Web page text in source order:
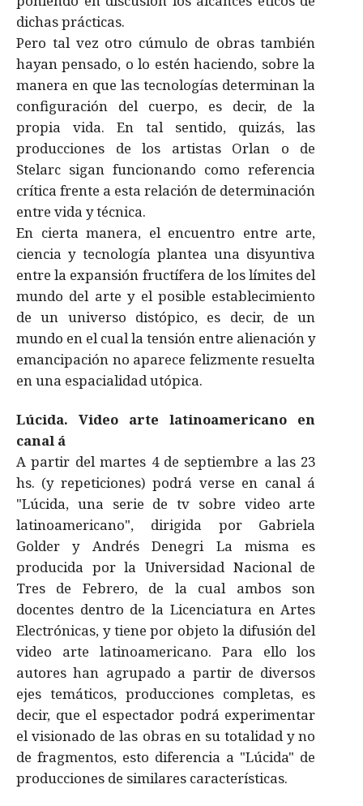
dichas prácticas.
Pero tal vez otro cúmulo de obras también
hayan pensado, o lo estén haciendo, sobre la
manera en que las tecnologí­as determinan la
configuración del cuerpo, es decir, de la
propia vida. En tal sentido, quizás, las
producciones de los artistas Orlan o de
Stelarc sigan funcionando como referencia
crí­tica frente a esta relación de determinación
entre vida y técnica.
En cierta manera, el encuentro entre arte,
ciencia y tecnologí­a plantea una disyuntiva
entre la expansión fructí­fera de los lí­mites del
mundo del arte y el posible establecimiento
de un universo distópico, es decir, de un
mundo en el cual la tensión entre alienación y
emancipación no aparece felizmente resuelta
en una espacialidad utópica.
Lúcida. Video arte latinoamericano en
canal á
A partir del martes 4 de septiembre a las 23
hs. (y repeticiones) podrá verse en canal á
"Lúcida, una serie de tv sobre video arte
latinoamericano", dirigida por Gabriela
Golder y Andrés Denegri La misma es
producida por la Universidad Nacional de
Tres de Febrero, de la cual ambos son
docentes dentro de la Licenciatura en Artes
Electrónicas, y tiene por objeto la difusión del
video arte latinoamericano. Para ello los
autores han agrupado a partir de diversos
ejes temáticos, producciones completas, es
decir, que el espectador podrá experimentar
el visionado de las obras en su totalidad y no
de fragmentos, esto diferencia a "Lúcida" de
producciones de similares caracterí­sticas.